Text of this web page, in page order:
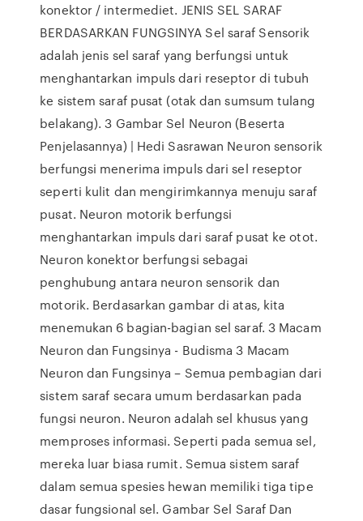
konektor / intermediet. JENIS SEL SARAF
BERDASARKAN FUNGSINYA Sel saraf Sensorik
adalah jenis sel saraf yang berfungsi untuk
menghantarkan impuls dari reseptor di tubuh
ke sistem saraf pusat (otak dan sumsum tulang
belakang). 3 Gambar Sel Neuron (Beserta
Penjelasannya) | Hedi Sasrawan Neuron sensorik
berfungsi menerima impuls dari sel reseptor
seperti kulit dan mengirimkannya menuju saraf
pusat. Neuron motorik berfungsi
menghantarkan impuls dari saraf pusat ke otot.
Neuron konektor berfungsi sebagai
penghubung antara neuron sensorik dan
motorik. Berdasarkan gambar di atas, kita
menemukan 6 bagian-bagian sel saraf. 3 Macam
Neuron dan Fungsinya - Budisma 3 Macam
Neuron dan Fungsinya – Semua pembagian dari
sistem saraf secara umum berdasarkan pada
fungsi neuron. Neuron adalah sel khusus yang
memproses informasi. Seperti pada semua sel,
mereka luar biasa rumit. Semua sistem saraf
dalam semua spesies hewan memiliki tiga tipe
dasar fungsional sel. Gambar Sel Saraf Dan